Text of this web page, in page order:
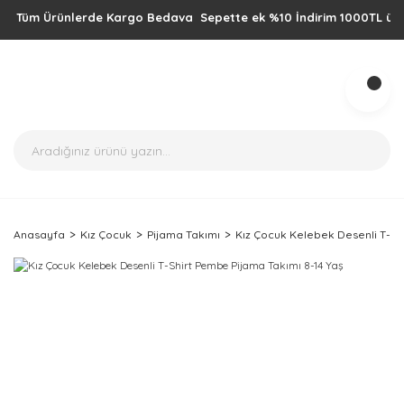
Ürünlerde Kargo Bedava Sepette ek %10 İndirim 1000TL üzeri
Anasayfa Kız Çocuk Pijama Takımı Kız Çocuk Kelebek Desenli T-